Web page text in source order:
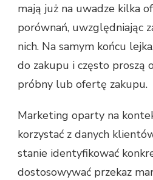
mają już na uwadze kilka
porównań, uwzględniając
nich. Na samym końcu
do zakupu i często proszą
próbny lub ofertę zakupu.
Marketing oparty na
korzystać z danych
stanie identyfikować
dostosowywać przekaz